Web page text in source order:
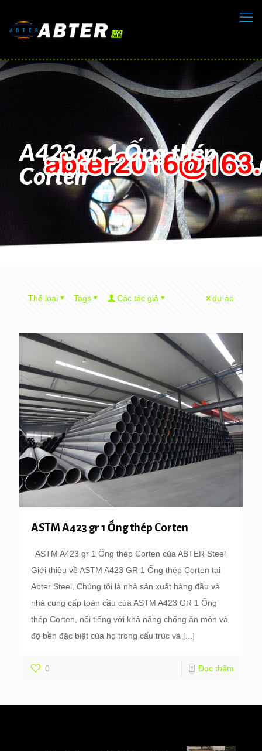
A423 gr 1 Ống thép
Corten
Thể loại Tags Các tác giả dự án
ASTM A423 gr 1 Ống thép Corten
ASTM A423 gr 1 Ống thép Corten của ABTER Steel
Giới thiệu về ASTM A423 GR 1 Ống thép Corten tại
Abter Steel, Chúng tôi là nhà sản xuất hàng đầu và
nhà cung cấp toàn cầu của ASTM A423 GR 1 Ống
thép Corten, nổi tiếng với khả năng chống ăn mòn và
độ bền đặc biệt của họ trong cấu trúc và [...]
0 Đọc thêm